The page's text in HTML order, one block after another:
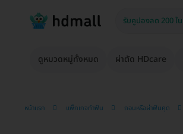
ดูหมวดหมู่ทั้งหมด ผ่าตัด HDcare
หน้าแรก แพ็กเกจทำฟัน ถอนหรือผ่าฟันคุด